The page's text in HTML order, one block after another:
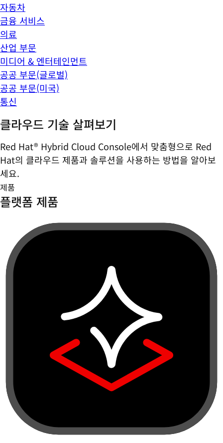
자동차
금융 서비스
의료
산업 부문
미디어 & 엔터테인먼트
공공 부문(글로벌)
공공 부문(미국)
통신
클라우드 기술 살펴보기
Red Hat® Hybrid Cloud Console에서 맞춤형으로 Red
Hat의 클라우드 제품과 솔루션을 사용하는 방법을 알아보
세요.
제품
플랫폼 제품